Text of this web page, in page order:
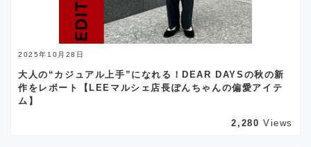
2025年10月28日
大人の“カジュアル上手”になれる！DEAR DAYSの秋の新
作をレポート【LEEマルシェ店長ぽんちゃんの偏愛アイテ
ム】
2,280 Views